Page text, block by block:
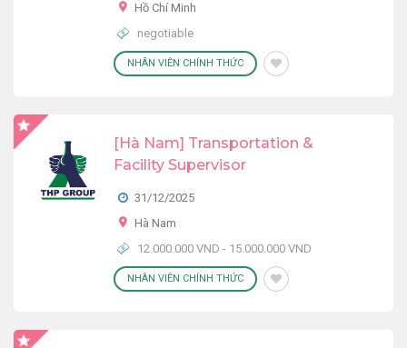
Hồ Chí Minh
negotiable
NHÂN VIÊN CHÍNH THỨC
[Hà Nam] Transportation &
Facility Supervisor
31/12/2025
Hà Nam
12.000.000 VND - 15.000.000 VND
NHÂN VIÊN CHÍNH THỨC